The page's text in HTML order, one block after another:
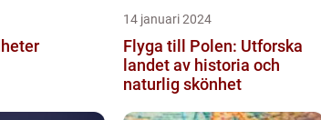
14 januari 2024
Flyga till Polen: Utforska
landet av historia och
naturlig skönhet